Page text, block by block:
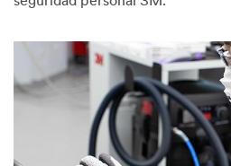
3M
sales
representative